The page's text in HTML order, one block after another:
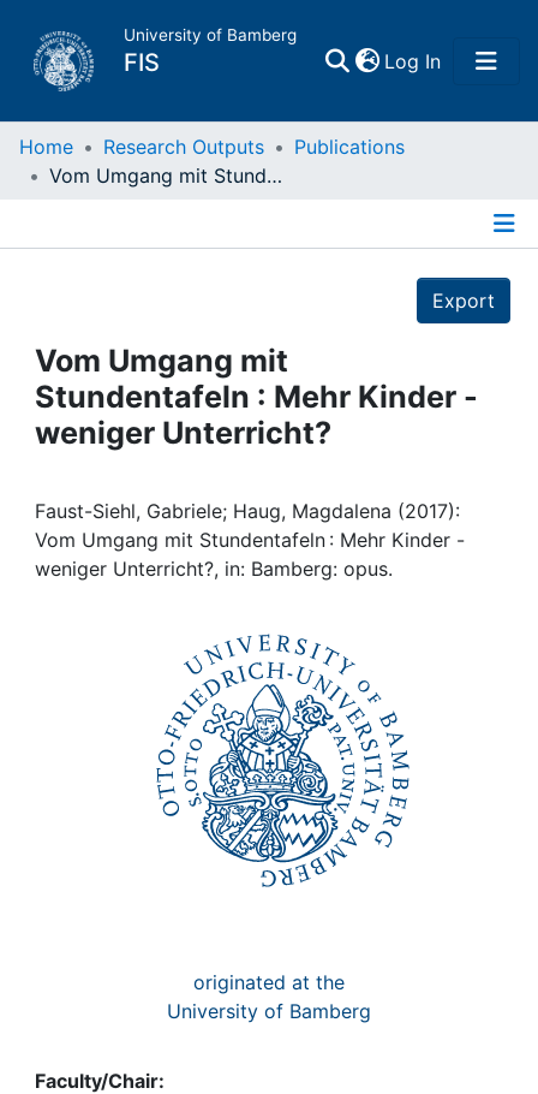
University of Bamberg
FIS Log In(current)
Home
Projects
People
Awards
Home Research Outputs
Publications
Vom Umgang mit Stundentafeln : Mehr Kinder - weniger Unterricht?
Export
Vom Umgang mit
Stundentafeln : Mehr Kinder -
weniger Unterricht?
Faust-Siehl, Gabriele; Haug, Magdalena (2017):
Vom Umgang mit Stundentafeln : Mehr Kinder -
weniger Unterricht?, in: Bamberg: opus.
originated at the
University of Bamberg
Faculty/Chair: